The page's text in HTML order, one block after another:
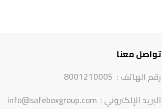
تواصل معنا
رقم الهاتف : 8001210005
البريد الإلكتروني : info@safeboxgroup.com